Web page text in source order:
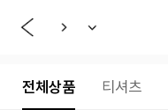
전체상품 티셔츠